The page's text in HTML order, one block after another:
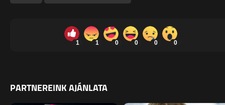
1 1 0 0 0 0
PARTNEREINK AJÁNLATA